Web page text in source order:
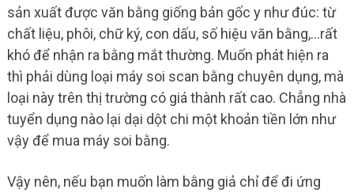
sản xuất được văn bằng giống bản gốc y như đúc: từ
chất liệu, phôi, chữ ký, con dấu, số hiệu văn bằng,…rất
khó để nhận ra bằng mắt thường. Muốn phát hiện ra
thì phải dùng loại máy soi scan bằng chuyên dụng, mà
loại này trên thị trường có giá thành rất cao. Chẳng nhà
tuyển dụng nào lại dại dột chi một khoản tiền lớn như
vậy để mua máy soi bằng.
Vậy nên, nếu bạn muốn làm bằng giả chỉ để đi ứng